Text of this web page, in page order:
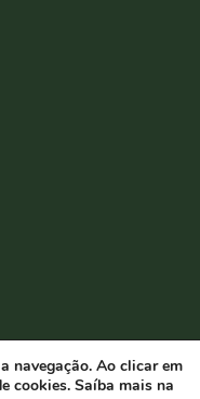
navegação. Ao clicar em
cookies. Saíba mais na